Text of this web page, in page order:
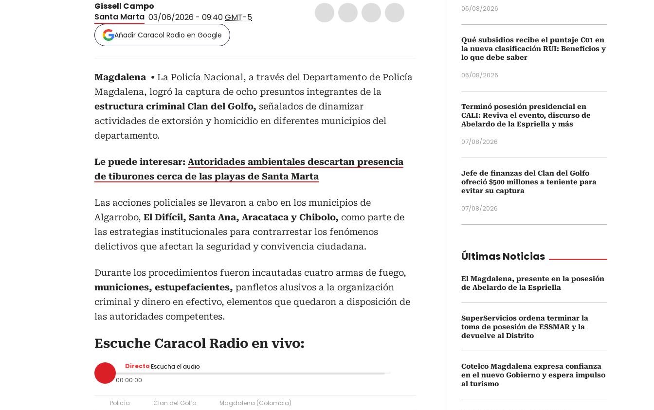
Gissell Campo
Santa Marta 03/06/2026 - 09:40GMT-5
Añadir Caracol Radio en Google
Magdalena
La Policía Nacional, a través del Departamento de Policía
Magdalena, logró la captura de ocho presuntos integrantes de la
estructura criminal Clan del Golfo, señalados de dinamizar
actividades de extorsión y homicidio en diferentes municipios del
departamento.
Le puede interesar: Autoridades ambientales descartan presencia
de tiburones cerca de las playas de Santa Marta
Las acciones policiales se llevaron a cabo en los municipios de
Algarrobo, El Difícil, Santa Ana, Aracataca y Chibolo, como parte de
las estrategias institucionales para contrarrestar los fenómenos
delictivos que afectan la seguridad y convivencia ciudadana.
Durante los procedimientos fueron incautadas cuatro armas de fuego,
municiones, estupefacientes, panfletos alusivos a la organización
criminal y dinero en efectivo, elementos que quedaron a disposición de
las autoridades competentes.
Escuche Caracol Radio en vivo:
Directo Escucha el audio
00:00:00
Policía Clan del Golfo Magdalena (Colombia)
06/08/2026
Qué subsidios recibe el puntaje C01 en
la nueva clasificación RUI: Beneficios y
lo que debe saber
06/08/2026
Terminó posesión presidencial en
CALI: Reviva el evento, discurso de
Abelardo de la Espriella y más
07/08/2026
Jefe de finanzas del Clan del Golfo
ofreció $500 millones a teniente para
evitar su captura
07/08/2026
Últimas Noticias
El Magdalena, presente en la posesión
de Abelardo de la Espriella
SuperServicios ordena terminar la
toma de posesión de ESSMAR y la
devuelve al Distrito
Cotelco Magdalena expresa confianza
en el nuevo Gobierno y espera impulso
al turismo